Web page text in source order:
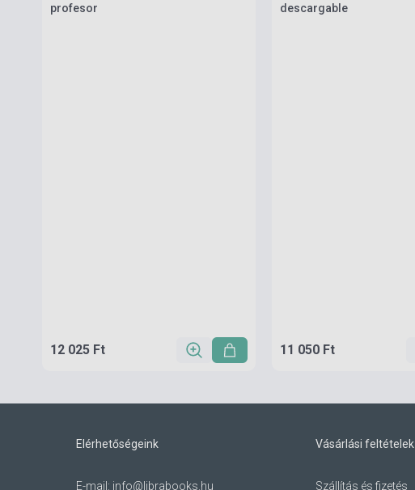
profesor
12 025 Ft
descargable
11 050 Ft
Elérhetőségeink
E-mail: info@librabooks.hu
Vásárlási feltételek
Szállítás és fizetés